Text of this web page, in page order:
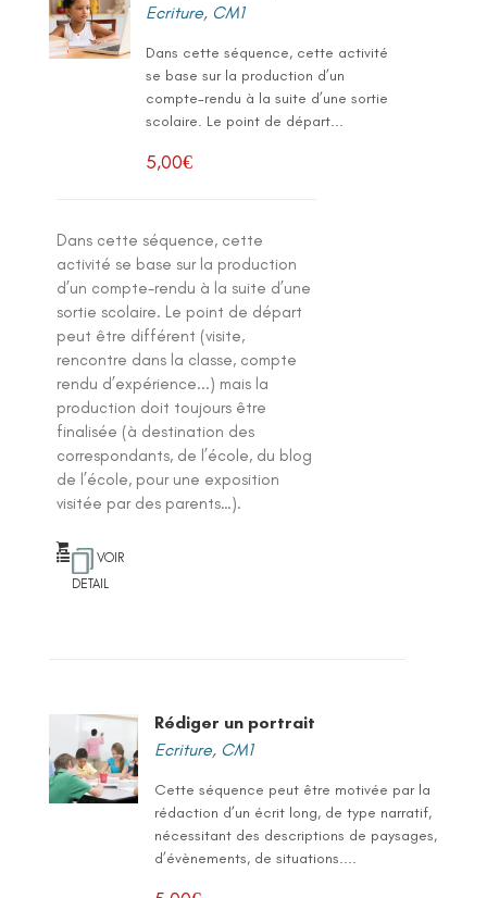
Ecriture, CM1
Dans cette séquence, cette activité
se base sur la production d’un
compte-rendu à la suite d’une sortie
scolaire. Le point de départ...
5,00€
Dans cette séquence, cette
activité se base sur la production
d’un compte-rendu à la suite d’une
sortie scolaire. Le point de départ
peut être différent (visite,
rencontre dans la classe, compte
rendu d’expérience...) mais la
production doit toujours être
finalisée (à destination des
correspondants, de l’école, du blog
de l’école, pour une exposition
visitée par des parents…).
VOIR
DETAIL
Rédiger un portrait
Ecriture, CM1
Cette séquence peut être motivée par la
rédaction d’un écrit long, de type narratif,
nécessitant des descriptions de paysages,
d’évènements, de situations....